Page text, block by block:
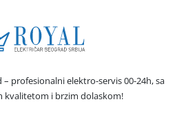
– profesionalni elektro-servis 00-24h, sa
kvalitetom i brzim dolaskom!